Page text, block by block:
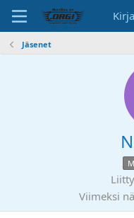
Jäsenet
Viimeksi